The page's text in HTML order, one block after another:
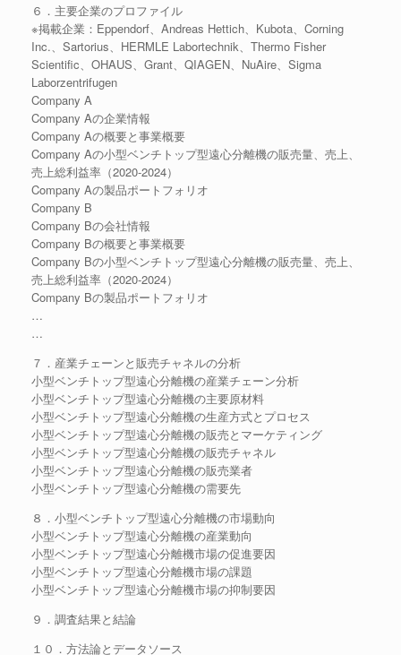
６．主要企業のプロファイル
※掲載企業：Eppendorf、Andreas Hettich、Kubota、Corning
Inc.、Sartorius、HERMLE Labortechnik、Thermo Fisher
Scientific、OHAUS、Grant、QIAGEN、NuAire、Sigma
Laborzentrifugen
Company A
Company Aの企業情報
Company Aの概要と事業概要
Company Aの小型ベンチトップ型遠心分離機の販売量、売上、
売上総利益率（2020-2024）
Company Aの製品ポートフォリオ
Company B
Company Bの会社情報
Company Bの概要と事業概要
Company Bの小型ベンチトップ型遠心分離機の販売量、売上、
売上総利益率（2020-2024）
Company Bの製品ポートフォリオ
…
…
７．産業チェーンと販売チャネルの分析
小型ベンチトップ型遠心分離機の産業チェーン分析
小型ベンチトップ型遠心分離機の主要原材料
小型ベンチトップ型遠心分離機の生産方式とプロセス
小型ベンチトップ型遠心分離機の販売とマーケティング
小型ベンチトップ型遠心分離機の販売チャネル
小型ベンチトップ型遠心分離機の販売業者
小型ベンチトップ型遠心分離機の需要先
８．小型ベンチトップ型遠心分離機の市場動向
小型ベンチトップ型遠心分離機の産業動向
小型ベンチトップ型遠心分離機市場の促進要因
小型ベンチトップ型遠心分離機市場の課題
小型ベンチトップ型遠心分離機市場の抑制要因
９．調査結果と結論
１０．方法論とデータソース